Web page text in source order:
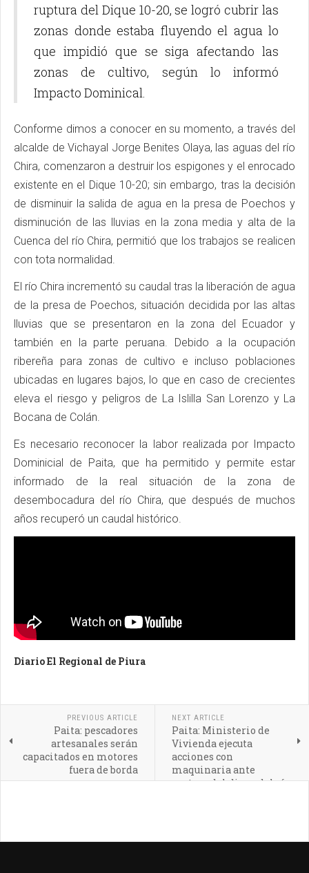
ruptura del Dique 10-20, se logró cubrir las
zonas donde estaba fluyendo el agua lo
que impidió que se siga afectando las
zonas de cultivo, según lo informó
Impacto Dominical.
Conforme dimos a conocer en su momento, a través del
alcalde de Vichayal Jorge Benites Olaya, las aguas del río
Chira, comenzaron a destruir los espigones y el enrocado
existente en el Dique 10-20; sin embargo, tras la decisión
de disminuir la salida de agua en la presa de Poechos y
disminución de las lluvias en la zona media y alta de la
Cuenca del río Chira, permitió que los trabajos se realicen
con tota normalidad.
El río Chira incrementó su caudal tras la liberación de agua
de la presa de Poechos, situación decidida por las altas
lluvias que se presentaron en la zona del Ecuador y
también en la parte peruana. Debido a la ocupación
ribereña para zonas de cultivo e incluso poblaciones
ubicadas en lugares bajos, lo que en caso de crecientes
eleva el riesgo y peligros de La Islilla San Lorenzo y La
Bocana de Colán.
Es necesario reconocer la labor realizada por Impacto
Dominicial de Paita, que ha permitido y permite estar
informado de la real situación de la zona de
desembocadura del río Chira, que después de muchos
años recuperó un caudal histórico.
Diario El Regional de Piura
PREVIOUS ARTICLE
Paita: pescadores
artesanales serán
capacitados en motores
fuera de borda
NEXT ARTICLE
Paita: Ministerio de
Vivienda ejecuta
acciones con
maquinaria ante
ruptura del dique del río